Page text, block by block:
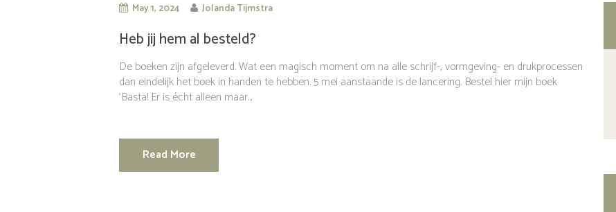
May 1, 2024 Jolanda Tijmstra
Heb jij hem al besteld?
De boeken zijn afgeleverd. Wat een magisch moment om na alle schrijf-, vormgeving- en drukprocessen
dan eindelijk het boek in handen te hebben. 5 mei aanstaande is de lancering. Bestel hier mijn boek
‘Basta! Er is écht alleen maar...
Read More